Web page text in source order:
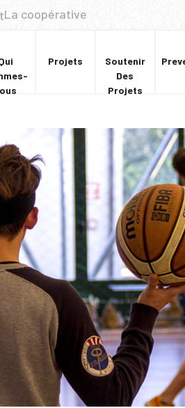
La coopérative
Projets
Soutenir
Des
Projets